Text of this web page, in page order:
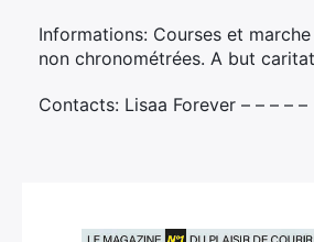
Informations: Courses et
non chronométrées. A but
Contacts: Lisaa Forever – – – – –